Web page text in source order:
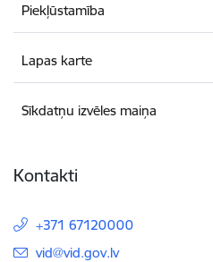
Piekļūstamība
Lapas karte
Sīkdatņu izvēles maiņa
Kontakti
+371 67120000
E-pasts:
vid@vid.gov.lv